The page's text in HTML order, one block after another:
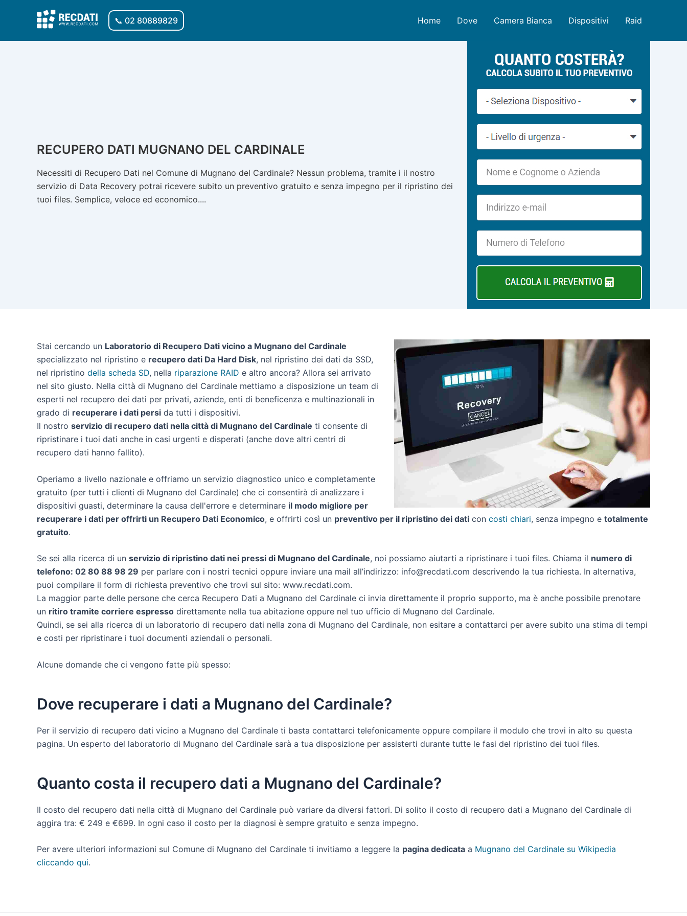
📞 02 80889829 Home Dove Camera Bianca Dispositivi Raid
RECUPERO DATI MUGNANO DEL CARDINALE
Necessiti di Recupero Dati nel Comune di Mugnano del Cardinale? Nessun problema, tramite i il nostro
servizio di Data Recovery potrai ricevere subito un preventivo gratuito e senza impegno per il ripristino dei
tuoi files. Semplice, veloce ed economico....
Stai cercando un Laboratorio di Recupero Dati vicino a Mugnano del Cardinale
specializzato nel ripristino e recupero dati Da Hard Disk, nel ripristino dei dati da SSD,
nel ripristino della scheda SD, nella riparazione RAID e altro ancora? Allora sei arrivato
nel sito giusto. Nella città di Mugnano del Cardinale mettiamo a disposizione un team di
esperti nel recupero dei dati per privati, aziende, enti di beneficenza e multinazionali in
grado di recuperare i dati persi da tutti i dispositivi.
Il nostro servizio di recupero dati nella città di Mugnano del Cardinale ti consente di
ripristinare i tuoi dati anche in casi urgenti e disperati (anche dove altri centri di
recupero dati hanno fallito).
Operiamo a livello nazionale e offriamo un servizio diagnostico unico e completamente
gratuito (per tutti i clienti di Mugnano del Cardinale) che ci consentirà di analizzare i
dispositivi guasti, determinare la causa dell'errore e determinare il modo migliore per
recuperare i dati per offrirti un Recupero Dati Economico, e offrirti così un preventivo per il ripristino dei dati con costi chiari, senza impegno e totalmente
gratuito.
Se sei alla ricerca di un servizio di ripristino dati nei pressi di Mugnano del Cardinale, noi possiamo aiutarti a ripristinare i tuoi files. Chiama il numero di
telefono: 02 80 88 98 29 per parlare con i nostri tecnici oppure inviare una mail all’indirizzo: info@recdati.com descrivendo la tua richiesta. In alternativa,
puoi compilare il form di richiesta preventivo che trovi sul sito: www.recdati.com.
La maggior parte delle persone che cerca Recupero Dati a Mugnano del Cardinale ci invia direttamente il proprio supporto, ma è anche possibile prenotare
un ritiro tramite corriere espresso direttamente nella tua abitazione oppure nel tuo ufficio di Mugnano del Cardinale.
Quindi, se sei alla ricerca di un laboratorio di recupero dati nella zona di Mugnano del Cardinale, non esitare a contattarci per avere subito una stima di tempi
e costi per ripristinare i tuoi documenti aziendali o personali.
Alcune domande che ci vengono fatte più spesso:
Dove recuperare i dati a Mugnano del Cardinale?
Per il servizio di recupero dati vicino a Mugnano del Cardinale ti basta contattarci telefonicamente oppure compilare il modulo che trovi in alto su questa
pagina. Un esperto del laboratorio di Mugnano del Cardinale sarà a tua disposizione per assisterti durante tutte le fasi del ripristino dei tuoi files.
Quanto costa il recupero dati a Mugnano del Cardinale?
Il costo del recupero dati nella città di Mugnano del Cardinale può variare da diversi fattori. Di solito il costo di recupero dati a Mugnano del Cardinale di
aggira tra: € 249 e €699. In ogni caso il costo per la diagnosi è sempre gratuito e senza impegno.
Per avere ulteriori informazioni sul Comune di Mugnano del Cardinale ti invitiamo a leggere la pagina dedicata a Mugnano del Cardinale su Wikipedia
cliccando qui.